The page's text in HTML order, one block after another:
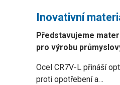
Inovativní
Představujeme
pro výrobu
Ocel CR7V-L přináší
proti opotřebení a…